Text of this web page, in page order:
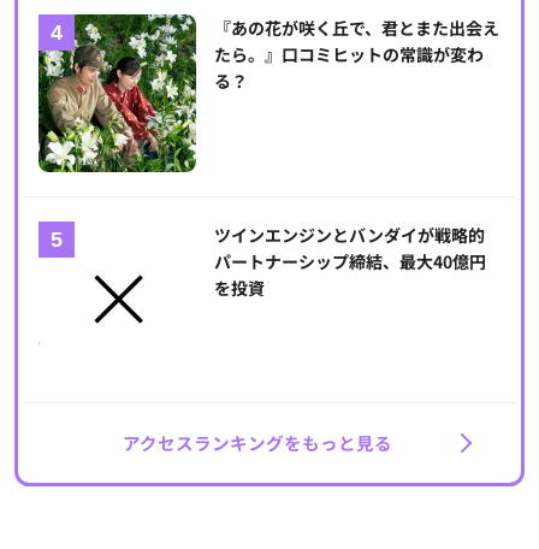
『あの花が咲く丘で、君とまた出会え
たら。』口コミヒットの常識が変わ
る？
ツインエンジンとバンダイが戦略的
パートナーシップ締結、最大40億円
を投資
アクセスランキングをもっと見る